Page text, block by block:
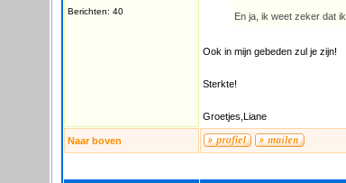
Berichten: 40 En ja, ik weet zeker dat
Ook in mijn gebeden zul je zijn!
Sterkte!
Groetjes,Liane
Naar boven